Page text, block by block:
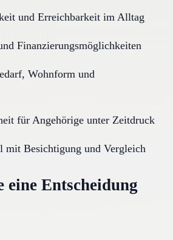
und Erreichbarkeit im Alltag
Finanzierungsmöglichkeiten
Wohnform und
für Angehörige unter Zeitdruck
mit Besichtigung und Vergleich
eine Entscheidung